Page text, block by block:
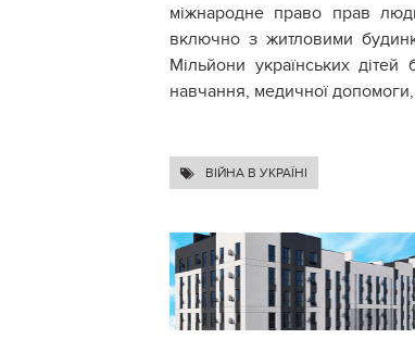
міжнародне право прав
включно з житловими
Мільйони українських
навчання, медичної
ВІЙНА В УКРАЇНІ